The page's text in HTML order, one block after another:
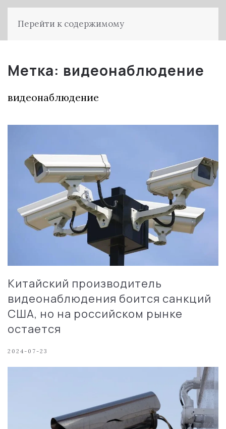
Перейти к содержимому
Метка: видеонаблюдение
видеонаблюдение
Китайский производитель
видеонаблюдения боится санкций
США, но на российском рынке
остается
2024-07-23